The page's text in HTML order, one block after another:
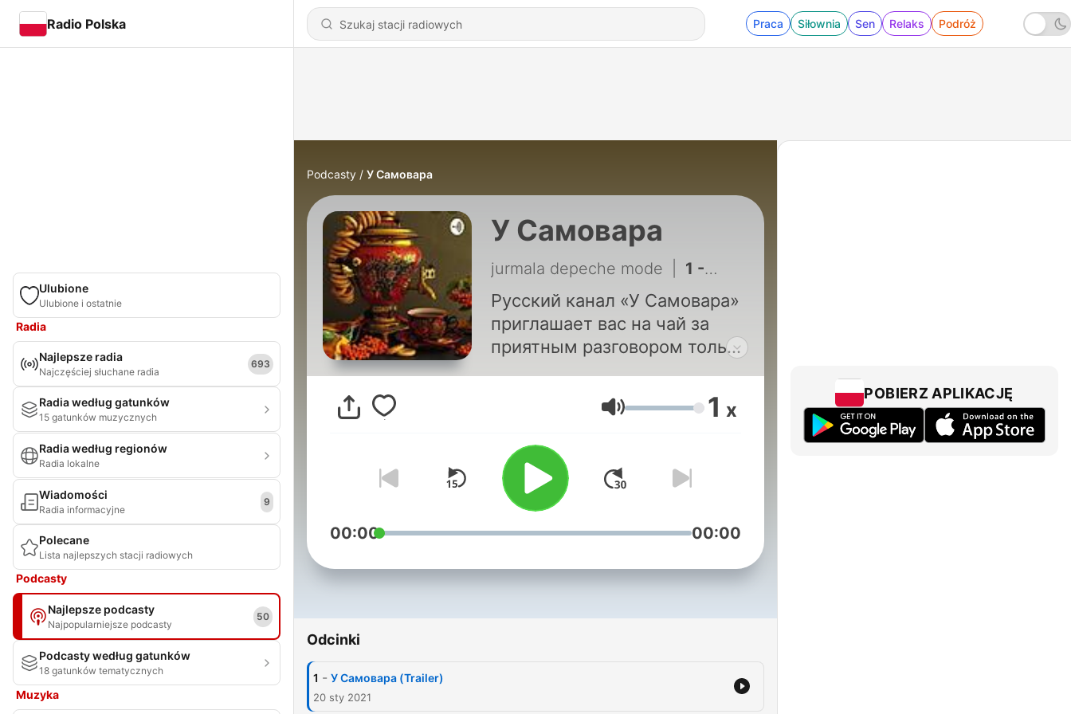
Radio Polska Praca Siłownia Sen Relaks Podróż
Ulubione
Ulubione i ostatnie
Radia
Najlepsze radia
Najczęściej słuchane radia
693
Radia według gatunków
15 gatunków muzycznych
Radia według regionów
Radia lokalne
Wiadomości
Radia informacyjne
9
Polecane
Lista najlepszych stacji radiowych
Podcasty
Najlepsze podcasty
Najpopularniejsze podcasty
50
Podcasty według gatunków
18 gatunków tematycznych
Muzyka
Podcasty У Самовара
У Самовара
jurmala depeche mode 1 - У Самовара (Trailer)
Русский канал «У Самовара»
приглашает вас на чай за
приятным разговором только
Присоединяйтесь! Ждём вас
новые друзья.
Głośność 1 x
00:00 00:00
Odcinki
1 - У Самовара (Trailer)
20 sty 2021
POBIERZ APLIKACJĘ